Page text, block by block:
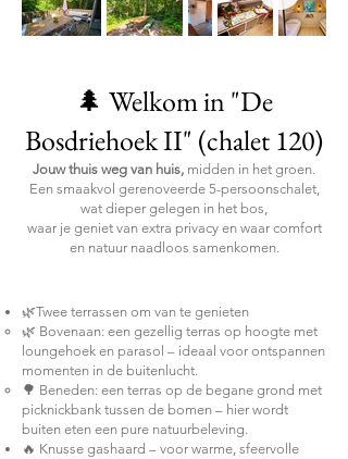
🌲 Welkom in "De
Bosdriehoek II" (chalet 120)
Jouw thuis weg van huis, midden in het groen.
Een smaakvol gerenoveerde 5-persoonschalet,
wat dieper gelegen in het bos,
waar je geniet van extra privacy en waar comfort
en natuur naadloos samenkomen.
🌿Twee terrassen om van te genieten
🌿 Bovenaan: een gezellig terras op hoogte met
loungehoek en parasol – ideaal voor ontspannen
momenten in de buitenlucht.
🌳 Beneden: een terras op de begane grond met
picknickbank tussen de bomen – hier wordt
buiten eten een pure natuurbeleving.
🔥 Knusse gashaard – voor warme, sfeervolle